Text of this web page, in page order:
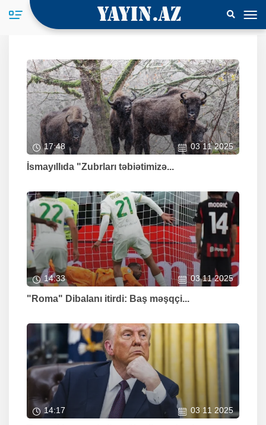
17:48 03 11 2025
İsmayıllıda "Zubrları təbiətimizə...
14:33 03 11 2025
"Roma" Dibalanı itirdi: Baş məşqçi...
14:17 03 11 2025